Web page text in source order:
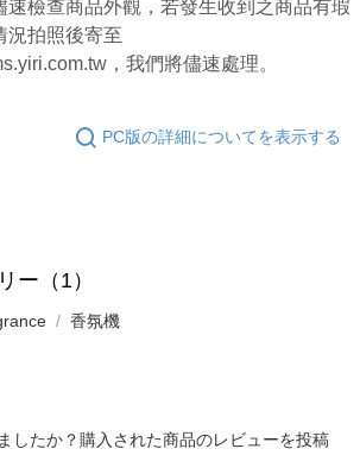
速檢查商品外觀，若發生收到之商品有瑕
況拍照後寄至
，我們將儘速處理。
PC版の詳細についてを表示する
ー（1）
香氛機
したか？購入された商品のレビューを投稿